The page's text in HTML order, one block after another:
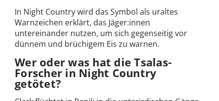
In Night Country wird das Symbol als uraltes
Warnzeichen erklärt, das Jäger:innen
untereinander nutzen, um sich gegenseitig vor
dünnem und brüchigem Eis zu warnen.
Wer oder was hat die Tsalas-
Forscher in Night Country
getötet?